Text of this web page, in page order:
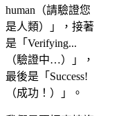
human（請驗證您
是人類）」，接著
是「Verifying...
（驗證中…）」，
最後是「Success!
（成功！）」。